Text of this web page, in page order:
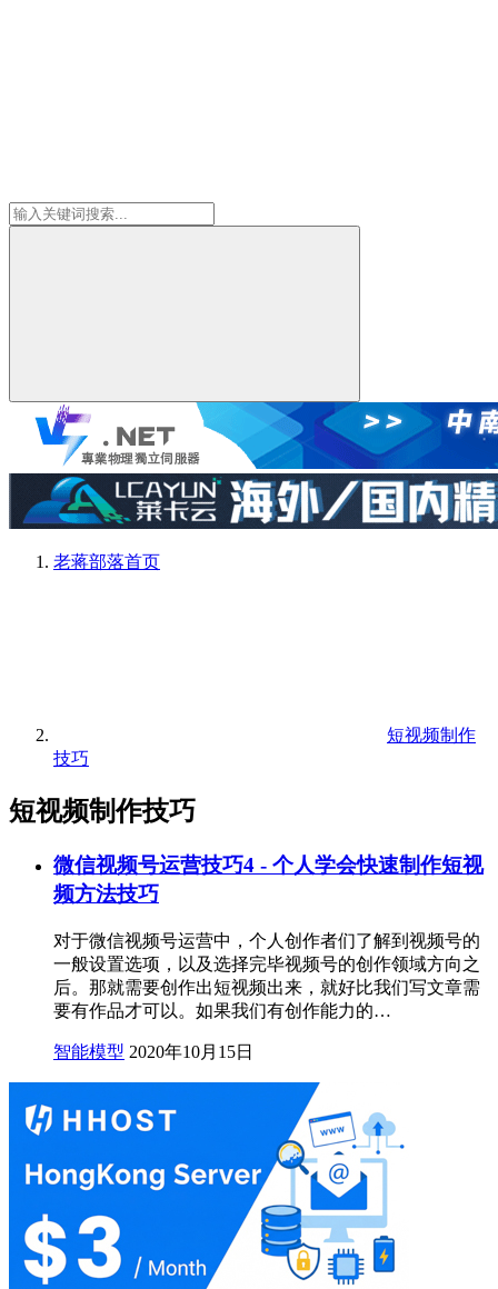
老蒋部落首页
短视频制作
技巧
短视频制作技巧
微信视频号运营技巧4 - 个人学会快速制作短视
频方法技巧
对于微信视频号运营中，个人创作者们了解到视频号的
一般设置选项，以及选择完毕视频号的创作领域方向之
后。那就需要创作出短视频出来，就好比我们写文章需
要有作品才可以。如果我们有创作能力的…
智能模型 2020年10月15日